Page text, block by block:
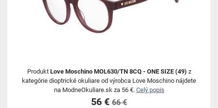
Produkt Love Moschino MOL630/TN 8CQ - ONE SIZE (49) z
kategórie dioptrické okuliare od výrobca Love Moschino nájdete
na ModneOkuliare.sk za 56 €. Celý popis
56 € 66 €